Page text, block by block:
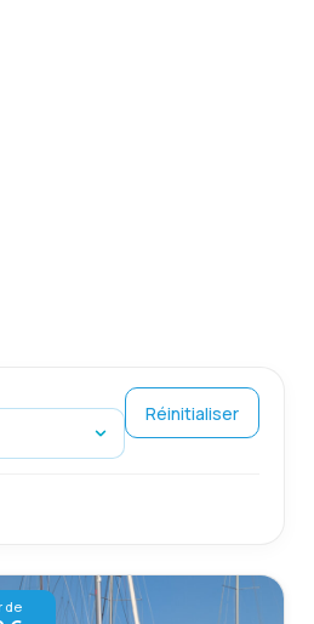
Réinitialiser
de